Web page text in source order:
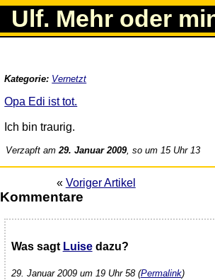
Ulf. Mehr oder
Kategorie: Vernetzt
Opa Edi ist tot.
Ich bin traurig.
Verzapft am29. Januar 2009, so um 15 Uhr 13
« Voriger Artikel
Kommentare
Was sagt Luisedazu?
29. Januar 2009 um 19 Uhr 58 (Permalink)